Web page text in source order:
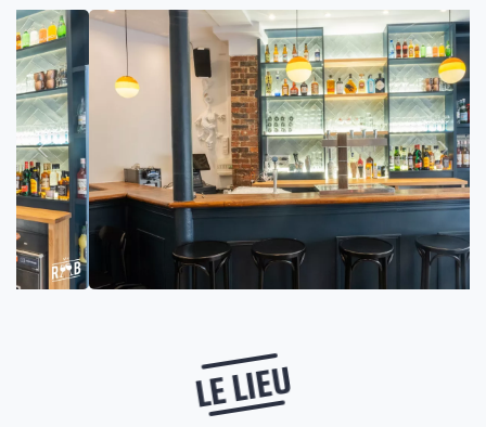
Précédent
Suivant
LE LIEU